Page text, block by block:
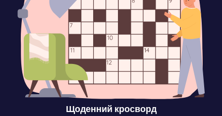
Щоденний кросворд